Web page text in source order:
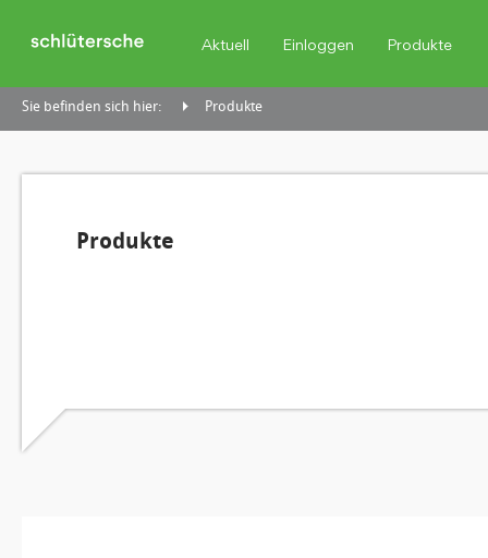
Aktuell Einloggen Produkte
Sie befinden sich hier: Produkte
Produkte